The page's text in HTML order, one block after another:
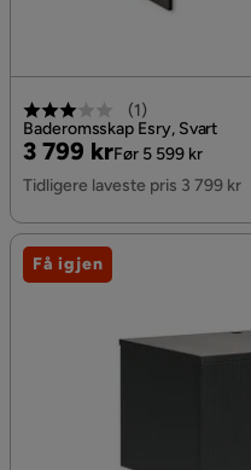
(1)
Baderomsskap Esry, Svart
Pris
3 799 kr
Original
Pris
Før 5 599 kr
Tidligere laveste pris 3 799 kr
Få igjen